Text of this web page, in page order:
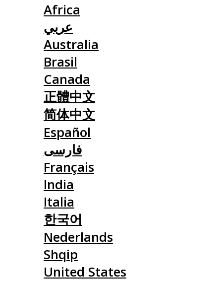
Africa
عربي
Australia
Brasil
Canada
正體中文
简体中文
Español
فارسی
Français
India
Italia
한국어
Nederlands
Shqip
United States